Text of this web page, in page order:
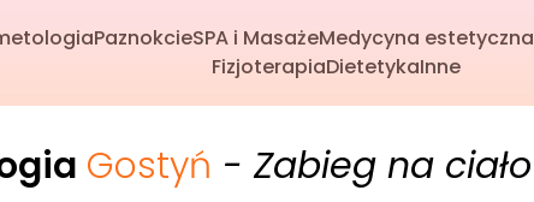
PaznokcieSPA i MasażeMedycyna estetyczna
FizjoterapiaDietetykaInne
Gostyń - Zabieg na ciało